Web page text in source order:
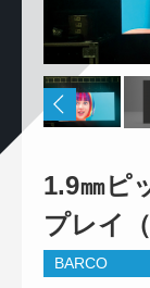
1.9㎜ピ
プレイ
BARCO